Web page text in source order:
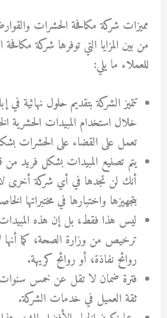
مميزات شركة مكافحة الحشرات
من بين المزايا التي توفرها شركة
للعملاء ما يلي:
تتميز الشركة بتقديم حلول نهائية
خلال استخدام المبيدات الحشرية
تعمل على القضاء على الحشرات
يتم تصنيع المبيدات بشكل فريد من
أنك لن تجدها في أي شركة أخرى
بتجهيزها واختبارها في مختبراتها
ليس هذا فقط، بل إن هذه
ترخيص من وزارة الصحة، كما
روائح نفاذة، أو روائح كريهة.
فترة ضمان لا تقل عن خمس
ثقة العميل في خدمات الشركة.